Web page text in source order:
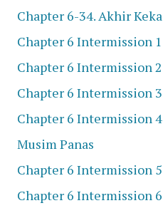
Chapter 6-34. Akhir
Chapter 6 Intermission
Chapter 6 Intermission
Chapter 6 Intermission
Chapter 6 Intermission
Musim Panas
Chapter 6 Intermission
Chapter 6 Intermission